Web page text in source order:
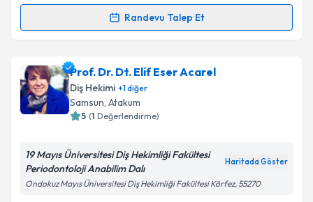
Metni'ni okudum ve kişisel verilerimin belirtilen
kapsamda işlenmesini kabul ediyorum.
Takvim Talebini Gönder
Randevu Talep Et
Randevu Takvimi Talebi
Dt. Can Vurguniçin randevu takvimi talebi oluşturun.
Size bu uzmandan randevu almanız için bir takvim
hazırlandığında e-posta ile bilgilendireceğiz.
Prof. Dr. Dt. Elif Eser Acarel
Diş Hekimi +1diğer
Samsun, Atakum
5 (1 Değerlendirme)
19 Mayıs Üniversitesi Diş Hekimliği Fakültesi
Periodontoloji Anabilim Dalı
Haritada Göster
Ondokuz Mayıs Üniversitesi Diş Hekimliği Fakültesi Körfez, 55270